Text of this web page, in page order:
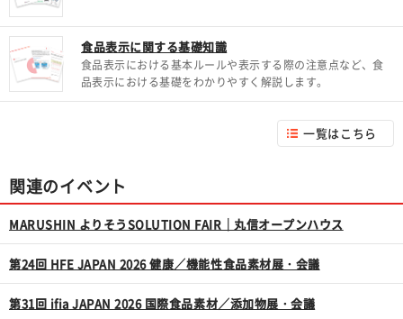
食品表示に関する基礎知識
食品表示における基本ルールや表示する際の注意点など、食
品表示における基礎をわかりやすく解説します。
一覧はこちら
関連のイベント
MARUSHIN よりそうSOLUTION FAIR｜丸信オープンハウス
第24回 HFE JAPAN 2026 健康／機能性食品素材展・会議
第31回 ifia JAPAN 2026 国際食品素材／添加物展・会議